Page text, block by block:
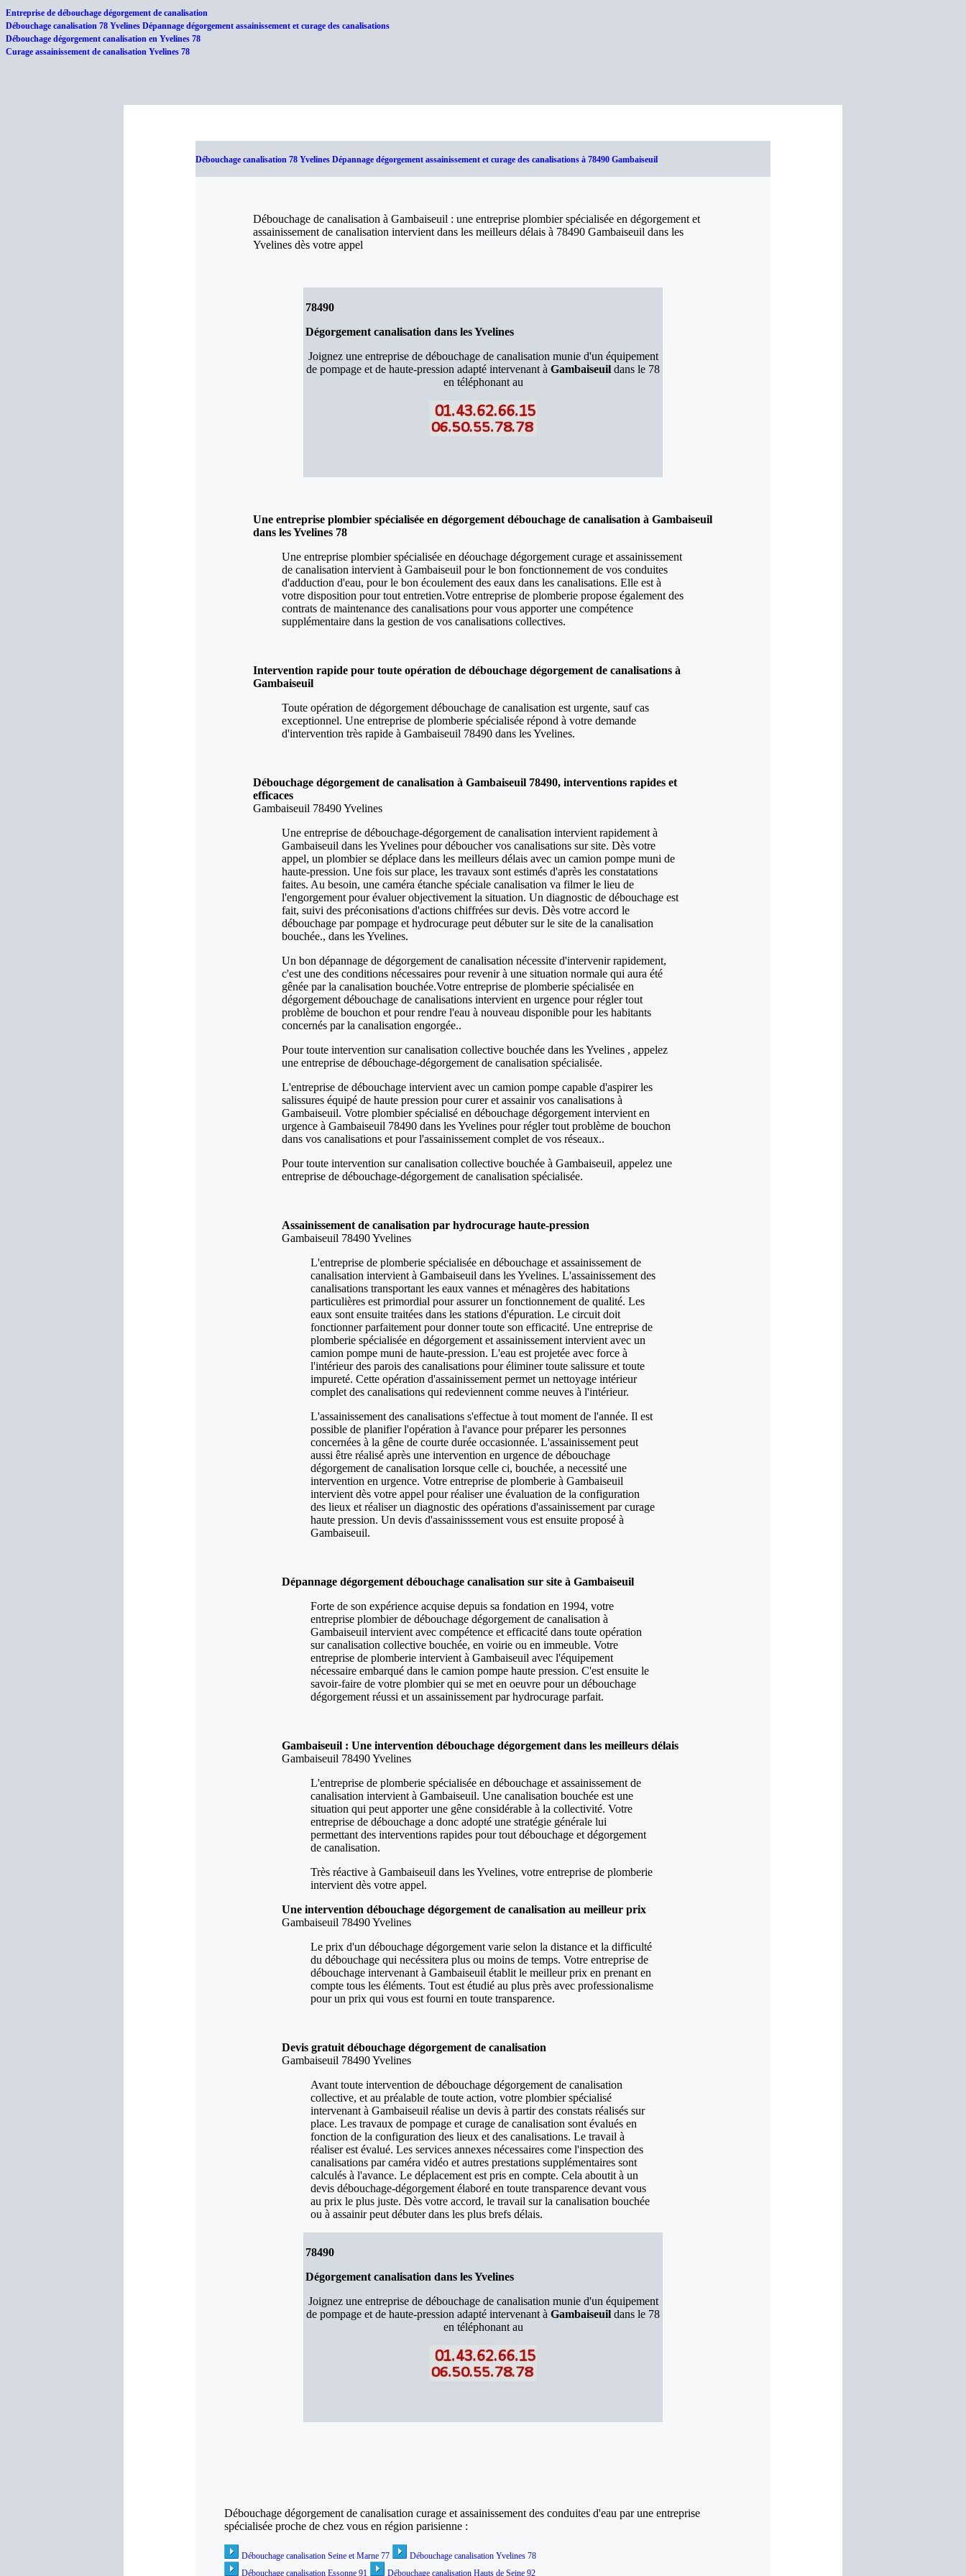
Entreprise de débouchage dégorgement de canalisation
Débouchage canalisation 78 Yvelines Dépannage dégorgement assainissement et curage des canalisations
Débouchage dégorgement canalisation en Yvelines 78
Curage assainissement de canalisation Yvelines 78
Débouchage canalisation 78 Yvelines Dépannage dégorgement assainissement et curage des canalisations à 78490 Gambaiseuil
Débouchage de canalisation à Gambaiseuil : une entreprise plombier spécialisée en dégorgement et
assainissement de canalisation intervient dans les meilleurs délais à 78490 Gambaiseuil dans les
Yvelines dès votre appel
78490
Dégorgement canalisation dans les Yvelines
Joignez une entreprise de débouchage de canalisation munie d'un équipement
de pompage et de haute-pression adapté intervenant à Gambaiseuil dans le 78
en téléphonant au
Une entreprise plombier spécialisée en dégorgement débouchage de canalisation à Gambaiseuil
dans les Yvelines 78
Une entreprise plombier spécialisée en déouchage dégorgement curage et assainissement
de canalisation intervient à Gambaiseuil pour le bon fonctionnement de vos conduites
d'adduction d'eau, pour le bon écoulement des eaux dans les canalisations. Elle est à
votre disposition pour tout entretien.Votre entreprise de plomberie propose également des
contrats de maintenance des canalisations pour vous apporter une compétence
supplémentaire dans la gestion de vos canalisations collectives.
Intervention rapide pour toute opération de débouchage dégorgement de canalisations à
Gambaiseuil
Toute opération de dégorgement débouchage de canalisation est urgente, sauf cas
exceptionnel. Une entreprise de plomberie spécialisée répond à votre demande
d'intervention très rapide à Gambaiseuil 78490 dans les Yvelines.
Débouchage dégorgement de canalisation à Gambaiseuil 78490, interventions rapides et
efficaces
Gambaiseuil 78490 Yvelines
Une entreprise de débouchage-dégorgement de canalisation intervient rapidement à
Gambaiseuil dans les Yvelines pour déboucher vos canalisations sur site. Dès votre
appel, un plombier se déplace dans les meilleurs délais avec un camion pompe muni de
haute-pression. Une fois sur place, les travaux sont estimés d'après les constatations
faites. Au besoin, une caméra étanche spéciale canalisation va filmer le lieu de
l'engorgement pour évaluer objectivement la situation. Un diagnostic de débouchage est
fait, suivi des préconisations d'actions chiffrées sur devis. Dès votre accord le
débouchage par pompage et hydrocurage peut débuter sur le site de la canalisation
bouchée., dans les Yvelines.
Un bon dépannage de dégorgement de canalisation nécessite d'intervenir rapidement,
c'est une des conditions nécessaires pour revenir à une situation normale qui aura été
gênée par la canalisation bouchée.Votre entreprise de plomberie spécialisée en
dégorgement débouchage de canalisations intervient en urgence pour régler tout
problème de bouchon et pour rendre l'eau à nouveau disponible pour les habitants
concernés par la canalisation engorgée..
Pour toute intervention sur canalisation collective bouchée dans les Yvelines , appelez
une entreprise de débouchage-dégorgement de canalisation spécialisée.
L'entreprise de débouchage intervient avec un camion pompe capable d'aspirer les
salissures équipé de haute pression pour curer et assainir vos canalisations à
Gambaiseuil. Votre plombier spécialisé en débouchage dégorgement intervient en
urgence à Gambaiseuil 78490 dans les Yvelines pour régler tout problème de bouchon
dans vos canalisations et pour l'assainissement complet de vos réseaux..
Pour toute intervention sur canalisation collective bouchée à Gambaiseuil, appelez une
entreprise de débouchage-dégorgement de canalisation spécialisée.
Assainissement de canalisation par hydrocurage haute-pression
Gambaiseuil 78490 Yvelines
L'entreprise de plomberie spécialisée en débouchage et assainissement de
canalisation intervient à Gambaiseuil dans les Yvelines. L'assainissement des
canalisations transportant les eaux vannes et ménagères des habitations
particulières est primordial pour assurer un fonctionnement de qualité. Les
eaux sont ensuite traitées dans les stations d'épuration. Le circuit doit
fonctionner parfaitement pour donner toute son efficacité. Une entreprise de
plomberie spécialisée en dégorgement et assainissement intervient avec un
camion pompe muni de haute-pression. L'eau est projetée avec force à
l'intérieur des parois des canalisations pour éliminer toute salissure et toute
impureté. Cette opération d'assainissement permet un nettoyage intérieur
complet des canalisations qui redeviennent comme neuves à l'intérieur.
L'assainissement des canalisations s'effectue à tout moment de l'année. Il est
possible de planifier l'opération à l'avance pour préparer les personnes
concernées à la gêne de courte durée occasionnée. L'assainissement peut
aussi être réalisé après une intervention en urgence de débouchage
dégorgement de canalisation lorsque celle ci, bouchée, a necessité une
intervention en urgence. Votre entreprise de plomberie à Gambaiseuil
intervient dès votre appel pour réaliser une évaluation de la configuration
des lieux et réaliser un diagnostic des opérations d'assainissement par curage
haute pression. Un devis d'assainisssement vous est ensuite proposé à
Gambaiseuil.
Dépannage dégorgement débouchage canalisation sur site à Gambaiseuil
Forte de son expérience acquise depuis sa fondation en 1994, votre
entreprise plombier de débouchage dégorgement de canalisation à
Gambaiseuil intervient avec compétence et efficacité dans toute opération
sur canalisation collective bouchée, en voirie ou en immeuble. Votre
entreprise de plomberie intervient à Gambaiseuil avec l'équipement
nécessaire embarqué dans le camion pompe haute pression. C'est ensuite le
savoir-faire de votre plombier qui se met en oeuvre pour un débouchage
dégorgement réussi et un assainissement par hydrocurage parfait.
Gambaiseuil : Une intervention débouchage dégorgement dans les meilleurs délais
Gambaiseuil 78490 Yvelines
L'entreprise de plomberie spécialisée en débouchage et assainissement de
canalisation intervient à Gambaiseuil. Une canalisation bouchée est une
situation qui peut apporter une gêne considérable à la collectivité. Votre
entreprise de débouchage a donc adopté une stratégie générale lui
permettant des interventions rapides pour tout débouchage et dégorgement
de canalisation.
Très réactive à Gambaiseuil dans les Yvelines, votre entreprise de plomberie
intervient dès votre appel.
Une intervention débouchage dégorgement de canalisation au meilleur prix
Gambaiseuil 78490 Yvelines
Le prix d'un débouchage dégorgement varie selon la distance et la difficulté
du débouchage qui necéssitera plus ou moins de temps. Votre entreprise de
débouchage intervenant à Gambaiseuil établit le meilleur prix en prenant en
compte tous les éléments. Tout est étudié au plus près avec professionalisme
pour un prix qui vous est fourni en toute transparence.
Devis gratuit débouchage dégorgement de canalisation
Gambaiseuil 78490 Yvelines
Avant toute intervention de débouchage dégorgement de canalisation
collective, et au préalable de toute action, votre plombier spécialisé
intervenant à Gambaiseuil réalise un devis à partir des constats réalisés sur
place. Les travaux de pompage et curage de canalisation sont évalués en
fonction de la configuration des lieux et des canalisations. Le travail à
réaliser est évalué. Les services annexes nécessaires come l'inspection des
canalisations par caméra vidéo et autres prestations supplémentaires sont
calculés à l'avance. Le déplacement est pris en compte. Cela aboutit à un
devis débouchage-dégorgement élaboré en toute transparence devant vous
au prix le plus juste. Dès votre accord, le travail sur la canalisation bouchée
ou à assainir peut débuter dans les plus brefs délais.
78490
Dégorgement canalisation dans les Yvelines
Joignez une entreprise de débouchage de canalisation munie d'un équipement
de pompage et de haute-pression adapté intervenant à Gambaiseuil dans le 78
en téléphonant au
Débouchage dégorgement de canalisation curage et assainissement des conduites d'eau par une entreprise
spécialisée proche de chez vous en région parisienne :
Débouchage canalisation Seine et Marne 77
Débouchage canalisation Yvelines 78
Débouchage canalisation Essonne 91
Débouchage canalisation Hauts de Seine 92